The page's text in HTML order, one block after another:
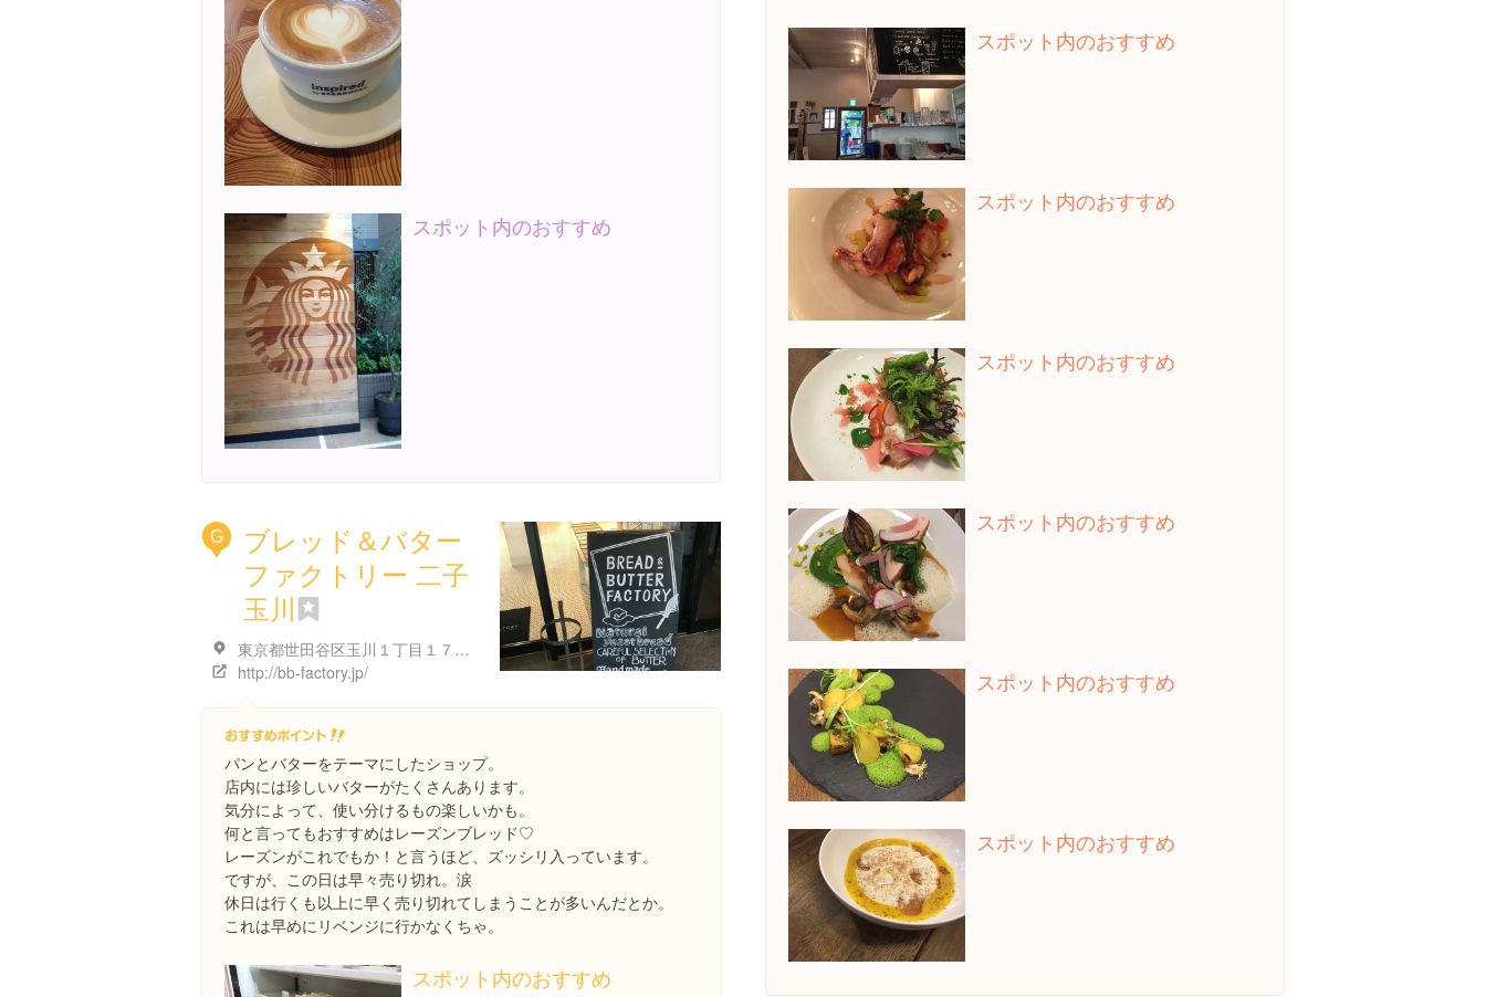
スポット内のおすすめ
スポット内のおすすめ
スポット内のおすすめ
スポット内のおすすめ
スポット内のおすすめ
スポット内のおすすめ
スポット内のおすすめ
G
ブレッド＆バター
ファクトリー 二子
玉川
東京都世田谷区玉川１丁目１７-７ テラダトランクルーム二子玉川 B1
http://bb-factory.jp/
パンとバターをテーマにしたショップ。
店内には珍しいバターがたくさんあります。
気分によって、使い分けるもの楽しいかも。
何と言ってもおすすめはレーズンブレッド♡
レーズンがこれでもか！と言うほど、ズッシリ入っています。
ですが、この日は早々売り切れ。涙
休日は行くも以上に早く売り切れてしまうことが多いんだとか。
これは早めにリベンジに行かなくちゃ。
スポット内のおすすめ